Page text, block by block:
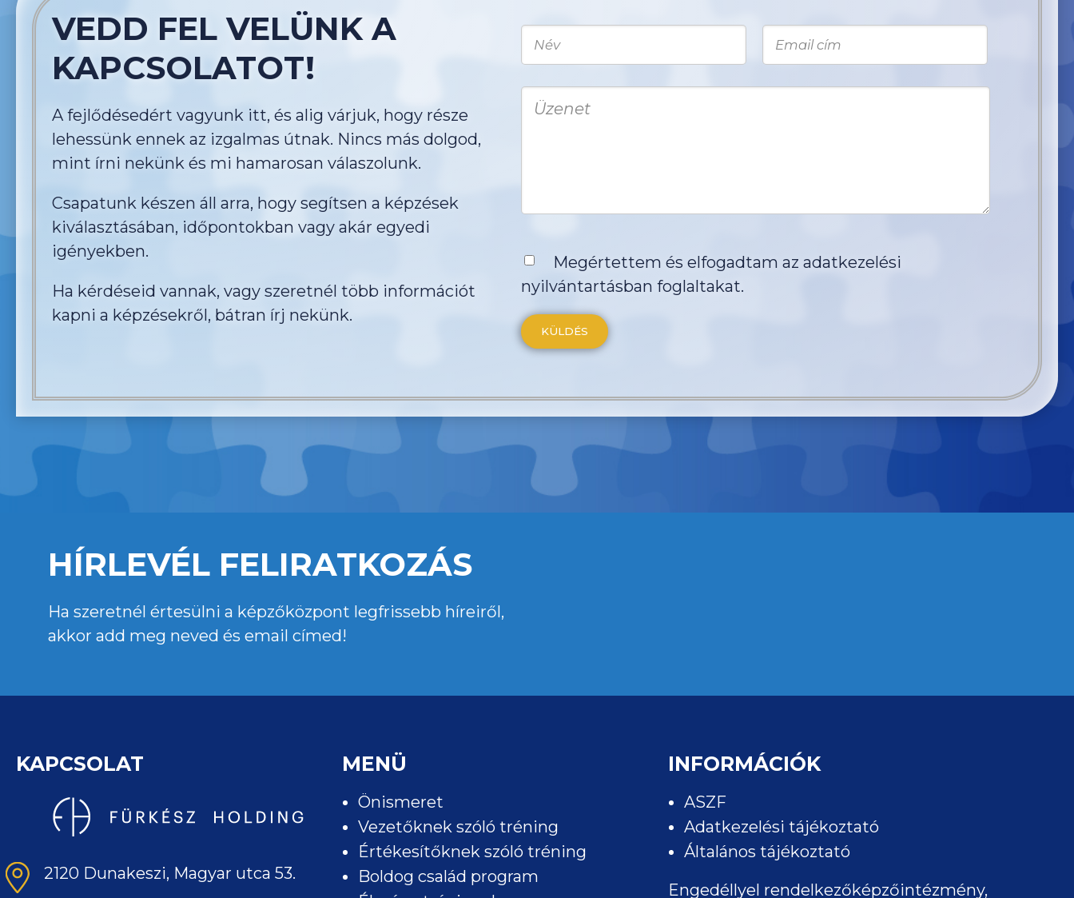
VEDD FEL VELÜNK A
KAPCSOLATOT!
A fejlődésedért vagyunk itt, és alig várjuk, hogy része
lehessünk ennek az izgalmas útnak. Nincs más dolgod,
mint írni nekünk és mi hamarosan válaszolunk.
Csapatunk készen áll arra, hogy segítsen a képzések
kiválasztásában, időpontokban vagy akár egyedi
igényekben.
Ha kérdéseid vannak, vagy szeretnél több információt
kapni a képzésekről, bátran írj nekünk.
Megértettem és elfogadtam az adatkezelési
nyilvántartásban foglaltakat.
HÍRLEVÉL FELIRATKOZÁS
Ha szeretnél értesülni a képzőközpont legfrissebb híreiről,
akkor add meg neved és email címed!
KAPCSOLAT
2120 Dunakeszi, Magyar utca 53.
MENÜ
Önismeret
Vezetőknek szóló tréning
Értékesítőknek szóló tréning
Boldog család program
INFORMÁCIÓK
ASZF
Adatkezelési tájékoztató
Általános tájékoztató
Engedéllyel rendelkezőképzőintézmény,